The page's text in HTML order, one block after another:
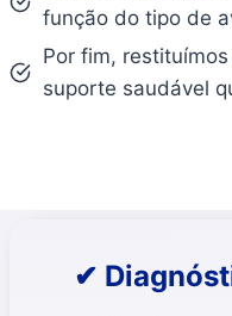
função do tipo de
Por fim,
suporte saudável
✔